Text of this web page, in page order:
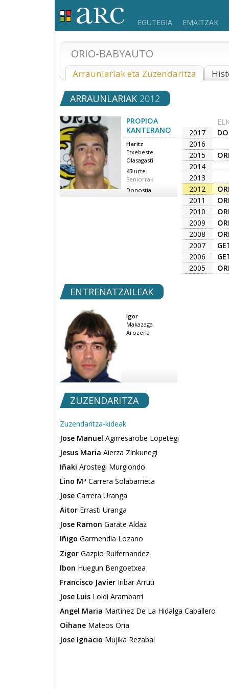
EGUTEGIA EMAITZAK
ORIO-BABYAUTO
Arraunlariak eta Zuzendaritza
ARRAUNLARIAK 2012
PROPIOA
KANTERANO
Haritz
Etxebeste
Olasagasti
43 urte
Seniorrak
Donostia
2017
2016
2015
2014
2013
2012
2011
2010
2009
2008
2007
2006
2005
ENTRENATZAILEAK
Igor
Makazaga
Arozena
ZUZENDARITZA
Zuzendaritza-kideak
Jose Manuel Agirresarobe Lopetegi
Jesus Maria Aierza Zinkunegi
Iñaki Arostegi Murgiondo
Lino Mª Carrera Solabarrieta
Jose Carrera Uranga
Aitor Errasti Uranga
Jose Ramon Garate Aldaz
Iñigo Garmendia Lozano
Zigor Gazpio Ruifernandez
Ibon Huegun Bengoetxea
Francisco Javier Iribar Arruti
Jose Luis Loidi Arambarri
Angel Maria Martinez De La Hidalga Caballero
Oihane Mateos Oria
Jose Ignacio Mujika Rezabal